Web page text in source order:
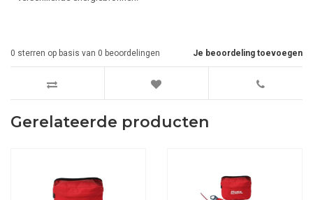
Je beoordeling toevoegen
0 sterren op basis van 0 beoordelingen
Gerelateerde producten